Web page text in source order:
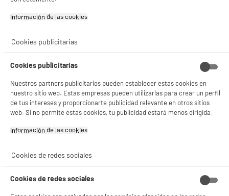
Peso neto
nombre de la empresa o marca
registrada
Dirección de envio
59155 FACHES THUMESNIL
correo electrónico
PRODUCTSUPPORT@CONTAC
T.ELECTRODEPOT.FR
Código del artículo
Información de las cookies‎
Cookies publicitarias
Cookies publicitarias
Nuestros partners publicitarios pueden establecer estas cookies en
nuestro sitio web. Estas empresas pueden utilizarlas para crear un perfil
de tus intereses y proporcionarte publicidad relevante en otros sitios
web. Si no permite estas cookies, tu publicidad estará menos dirigida.
Información de las cookies‎
Cookies de redes sociales
Cookies de redes sociales